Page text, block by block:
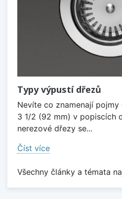
Typy výpustí dřezů
Nevíte co znamenají pojmy
3 1/2 (92 mm) v popiscích
nerezové dřezy se...
Číst více
Všechny články a témata